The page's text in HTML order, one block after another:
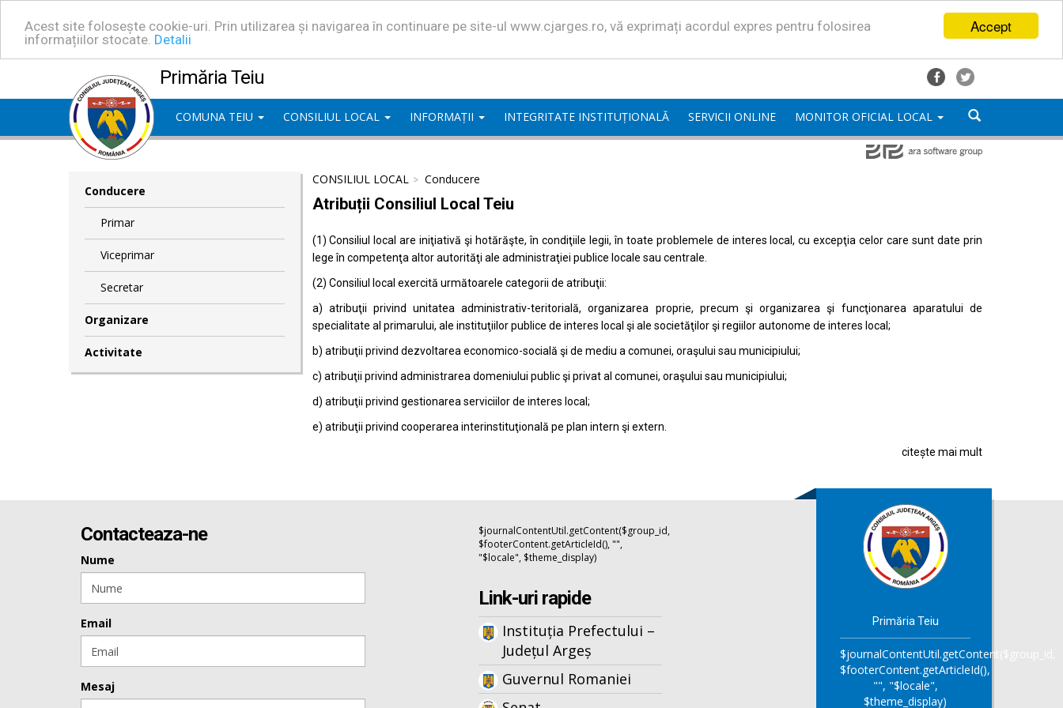
Accept
Acest site folosește cookie-uri. Prin utilizarea și navigarea în continuare pe site-ul www.cjarges.ro, vă exprimați acordul expres pentru folosirea
informațiilor stocate. Detalii
Primăria Teiu
COMUNA TEIU CONSILIUL LOCAL INFORMAȚII INTEGRITATE INSTITUȚIONALĂ SERVICII ONLINE MONITOR OFICIAL LOCAL
Conducere
Primar
Viceprimar
Secretar
Organizare
Activitate
CONSILIUL LOCAL Conducere
Atribuții Consiliul Local Teiu
(1) Consiliul local are iniţiativă şi hotărăşte, în condiţiile legii, în toate problemele de interes local, cu excepţia celor care sunt date prin
lege în competenţa altor autorităţi ale administraţiei publice locale sau centrale.
(2) Consiliul local exercită următoarele categorii de atribuţii:
a) atribuţii privind unitatea administrativ-teritorială, organizarea proprie, precum şi organizarea şi funcţionarea aparatului de
specialitate al primarului, ale instituţiilor publice de interes local şi ale societăţilor şi regiilor autonome de interes local;
b) atribuţii privind dezvoltarea economico-socială şi de mediu a comunei, oraşului sau municipiului;
c) atribuţii privind administrarea domeniului public şi privat al comunei, oraşului sau municipiului;
d) atribuţii privind gestionarea serviciilor de interes local;
e) atribuţii privind cooperarea interinstituţională pe plan intern şi extern.
citește mai mult
Contacteaza-ne
Nume
Email
Mesaj
$journalContentUtil.getContent($group_id,
$footerContent.getArticleId(), "",
"$locale", $theme_display)
Link-uri rapide
Instituția Prefectului –
Județul Argeș
Guvernul Romaniei
Primăria Teiu
$journalContentUtil.getContent($group_id,
$footerContent.getArticleId(),
"", "$locale",
$theme_display)